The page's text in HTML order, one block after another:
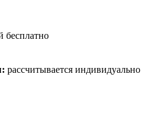
бесплатно
рассчитывается индивидуально ​